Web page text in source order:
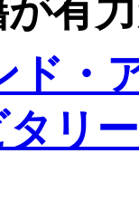
有
ド・
リ